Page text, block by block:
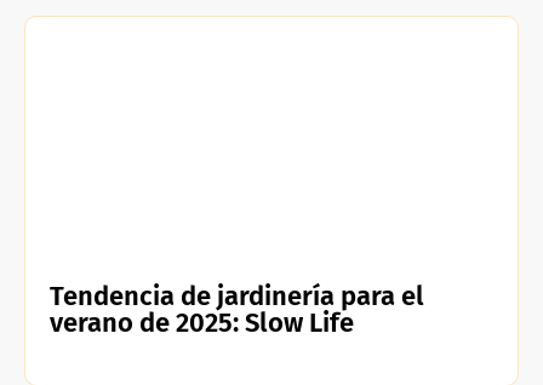
Tendencia de jardinería para el
verano de 2025: Slow Life